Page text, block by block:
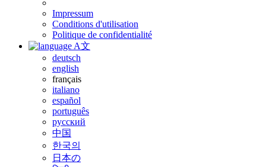
Impressum
Conditions d'utilisation
Politique de confidentialité
A文
deutsch
english
français
italiano
español
português
русский
中国
한국의
日本の